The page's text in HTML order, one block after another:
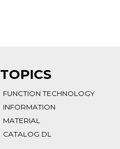
TOPICS
FUNCTION TECHNOLOGY
INFORMATION
MATERIAL
CATALOG DL